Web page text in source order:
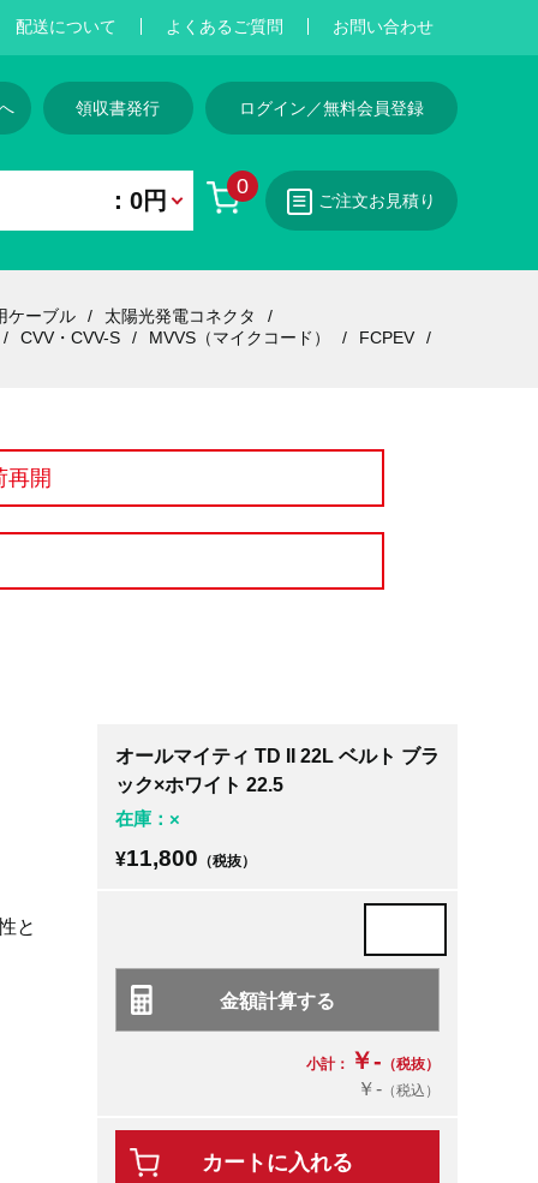
配送について よくあるご質問 お問い合わせ
領収書発行 ログイン／無料会員登録
0
：0円 ご注文お見積り
ケーブル
太陽光発電コネクタ
CVV・CVV-S MVVS（マイクコード）
FCPEV
再開
と
オールマイティ TD II 22L ベルト ブラ
ック×ホワイト 22.5
在庫：×
¥11,800 （税抜）
小計： ￥- （税抜）
￥-（税込）
カートに入れる